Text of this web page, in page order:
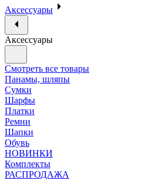
Аксессуары
Аксессуары
Смотреть все товары
Панамы, шляпы
Сумки
Шарфы
Платки
Ремни
Шапки
Обувь
НОВИНКИ
Комплекты
РАСПРОДАЖА